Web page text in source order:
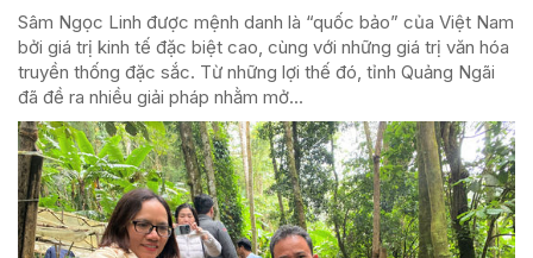
Sâm Ngọc Linh được mệnh danh là “quốc bảo” của Việt Nam
bởi giá trị kinh tế đặc biệt cao, cùng với những giá trị văn hóa
truyền thống đặc sắc. Từ những lợi thế đó, tỉnh Quảng Ngãi
đã đề ra nhiều giải pháp nhằm mở...